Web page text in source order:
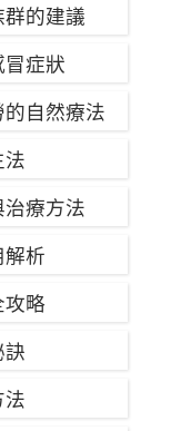
的建議
症狀
自然療法
療方法
析
略